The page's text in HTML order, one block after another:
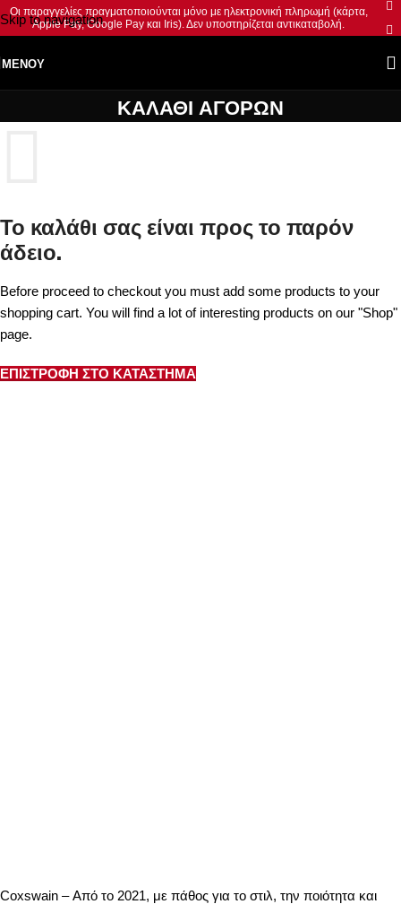
Skip to navigation
Skip to main content
Οι παραγγελίες πραγματοποιούνται μόνο με ηλεκτρονική πληρωμή (κάρτα,
Apple Pay, Google Pay και Iris). Δεν υποστηρίζεται αντικαταβολή.
ΜΕΝΟΎ
ΚΑΛΆΘΙ ΑΓΟΡΏΝ
Το καλάθι σας είναι προς το παρόν
άδειο.
Before proceed to checkout you must add some products to your
shopping cart. You will find a lot of interesting products on our "Shop"
page.
ΕΠΙΣΤΡΟΦΉ ΣΤΟ ΚΑΤΆΣΤΗΜΑ
Coxswain – Από το 2021, με πάθος για το στιλ, την ποιότητα και